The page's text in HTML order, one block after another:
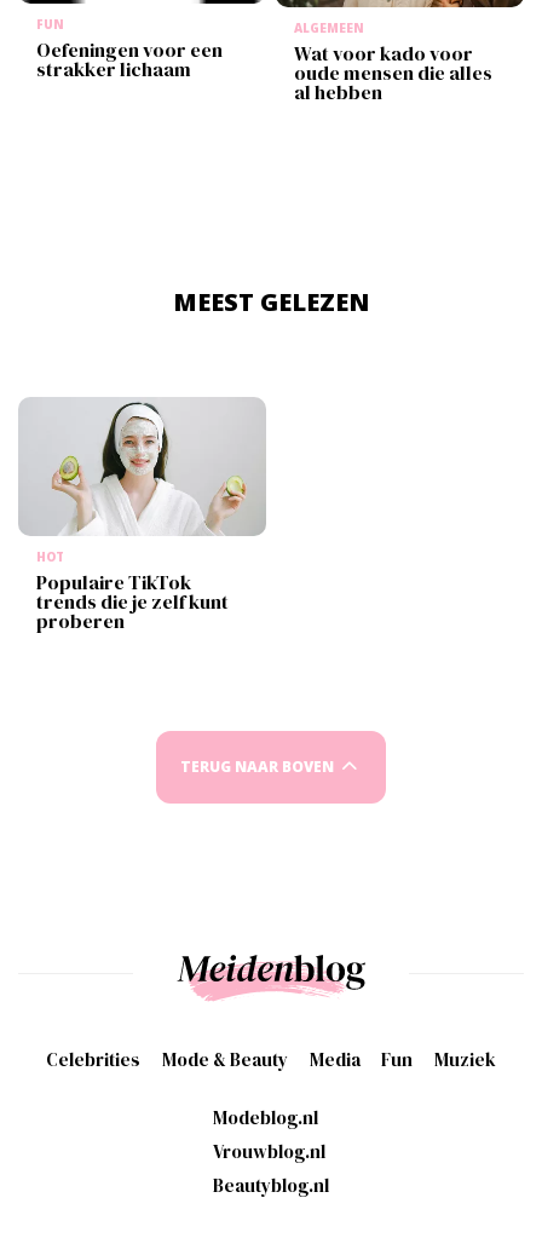
FUN
Oefeningen voor een
strakker lichaam
ALGEMEEN
Wat voor kado voor
oude mensen die alles
al hebben​
MEEST GELEZEN
HOT
Populaire TikTok
trends die je zelf kunt
proberen
TERUG NAAR BOVEN
Celebrities Mode & Beauty Media Fun Muziek
Modeblog.nl
Vrouwblog.nl
Beautyblog.nl